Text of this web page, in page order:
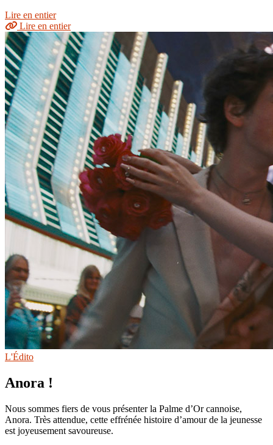
Lire en entier
Lire en entier
L'Édito
Anora !
Nous sommes fiers de vous présenter la Palme d’Or cannoise,
Anora. Très attendue, cette effrénée histoire d’amour de la jeunesse
est joyeusement savoureuse.